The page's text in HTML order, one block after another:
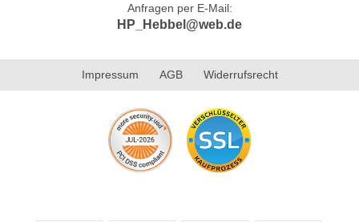
Anfragen per E-Mail:
HP_Hebbel@web.de
Impressum AGB Widerrufsrecht